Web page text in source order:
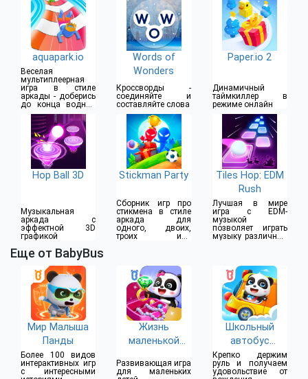
aquapark.io
Веселая
мультиплеерная
игра в стиле
аркады - доберись
до конца водной
горки
Words of
Wonders
Кроссворды -
соединяйте и
составляйте слова
Paper.io 2
Динамичный
таймкиллер в
режиме онлайн
Hop Ball 3D
Музыкальная
аркада с
эффектной 3D
графикой
Stickman Party
Сборник игр про
стикмена в стиле
аркада для
одного, двоих,
троих или
Tiles Hop: EDM
Rush
Лучшая в мире
игра с EDM-
музыкой
позволяет играть
музыку различных
Еще от BabyBus
Мир Малыша
Панды
Более 100 видов
интерактивных игр
с интересными
Жизнь
маленькой
Развивающая игра
для маленьких
Школьный
автобус
маленькой
панды
Крепко держим
руль и получаем
удовольствие от